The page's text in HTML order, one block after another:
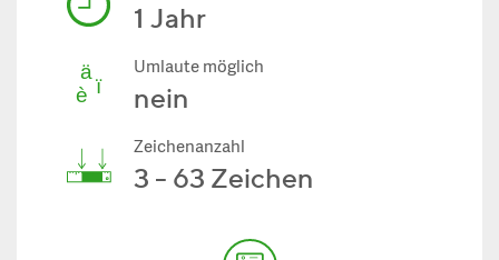
1 Jahr
Umlaute möglich
nein
Zeichenanzahl
3 - 63 Zeichen